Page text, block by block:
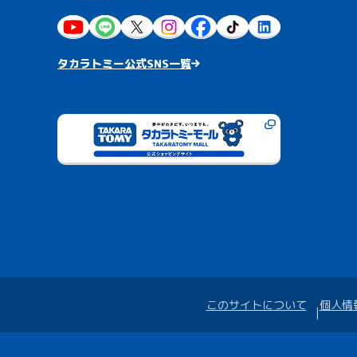
タカラトミー公式SNS一覧
このサイトについて 個人情